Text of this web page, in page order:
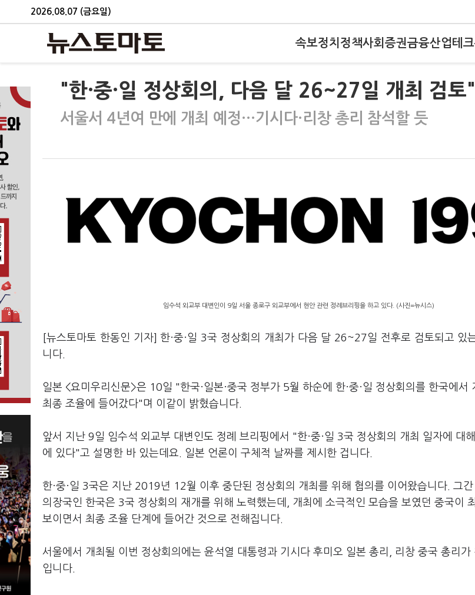
2026.08.07 (금요일)
속보정치 정책사회 증권금융산업테크
"한·중·일 정상회의, 다음 달 26~27일 개최 검토"
서울서 4년여 만에 개최 예정…기시다·리창 총리 참석할 듯
임수석 외교부 대변인이 9일 서울 종로구 외교부에서 현안 관련 정례브리핑을 하고 있다. (사진=뉴시스)
[뉴스토마토 한동인 기자] 한·중·일 3국 정상회의 개최가 다음 달 26~27일 전후로 검토되고 있
니다.
일본 <요미우리신문>은 10일 "한국·일본·중국 정부가 5월 하순에 한·중·일 정상회의를 한국에서
최종 조율에 들어갔다"며 이같이 밝혔습니다.
앞서 지난 9일 임수석 외교부 대변인도 정례 브리핑에서 "한·중·일 3국 정상회의 개최 일자에 대
에 있다"고 설명한 바 있는데요. 일본 언론이 구체적 날짜를 제시한 겁니다.
한·중·일 3국은 지난 2019년 12월 이후 중단된 정상회의 개최를 위해 협의를 이어왔습니다. 그간
의장국인 한국은 3국 정상회의 재개를 위해 노력했는데, 개최에 소극적인 모습을 보였던 중국이
보이면서 최종 조율 단계에 들어간 것으로 전해집니다.
서울에서 개최될 이번 정상회의에는 윤석열 대통령과 기시다 후미오 일본 총리, 리창 중국 총리가
입니다.